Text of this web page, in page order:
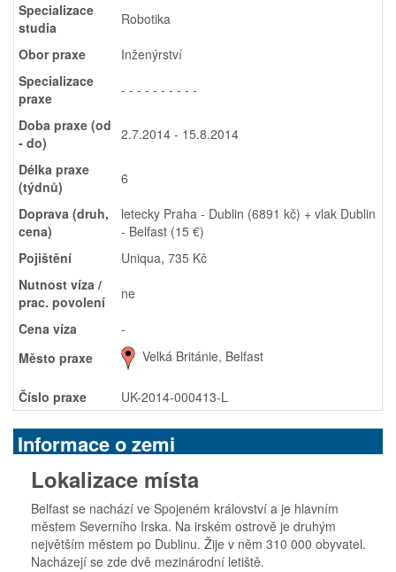
Specializace
studia
Robotika
Obor praxe
Inženýrství
Specializace
praxe
- - - - - - - - - -
Doba praxe (od
- do)
2.7.2014 - 15.8.2014
Délka praxe
(týdnů)
6
Doprava (druh,
cena)
letecky Praha - Dublin (6891 kč) + vlak Dublin
- Belfast (15 €)
Pojištění
Uniqua, 735 Kč
Nutnost víza /
prac. povolení
ne
Cena víza
-
Město praxe
Velká Británie, Belfast
Číslo praxe UK-2014-000413-L
Informace o zemi
Lokalizace místa
Belfast se nachází ve Spojeném království a je hlavním
městem Severního Irska. Na irském ostrově je druhým
největším městem po Dublinu. Žije v něm 310 000 obyvatel.
Nacházejí se zde dvě mezinárodní letiště.